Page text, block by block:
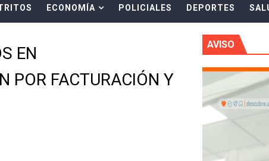
a la inversión privada y medidas contra fenómeno El
Y BRINDA RECOMENDACIONES PARA EVITAR
DE LOS CABLES EN DESUSO Y EXHORTA A LA
PONERSE AL DÍA EN SU RECIBO Y PARTICIPAR EN EL
ECONOMÍA POLICIALES DEPORTES
EN
POR FACTURACIÓN Y
AVISO